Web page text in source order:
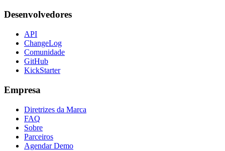
Desenvolvedores
API
ChangeLog
Comunidade
GitHub
KickStarter
Empresa
Diretrizes da Marca
FAQ
Sobre
Parceiros
Agendar Demo